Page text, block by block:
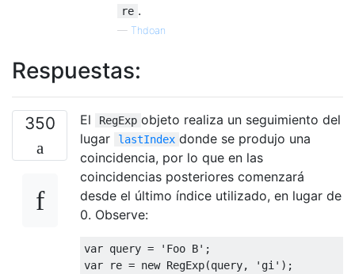
re .
— Thdoan
Respuestas:
350 El RegExp objeto realiza un seguimiento del
lugar
lastIndex donde se produjo una
coincidencia, por lo que en las
coincidencias posteriores comenzará
desde el último índice utilizado, en lugar de
0. Observe:
var query = 'Foo B' ;
var re = new RegExp(query, 'gi' );